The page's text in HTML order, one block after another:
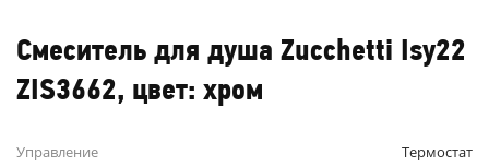
Смеситель для душа Zucchetti Isy22
ZIS3662, цвет: хром
Управление
Термостат